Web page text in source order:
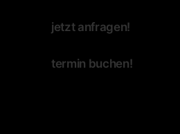
jetzt anfragen!
termin buchen!